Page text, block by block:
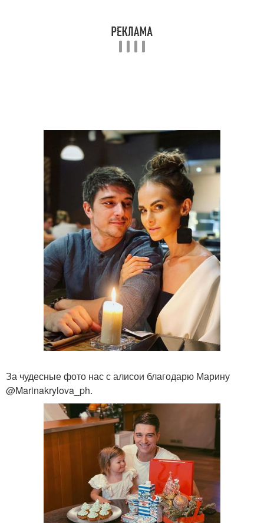
За чудесные фото нас с алисои благодарю Марину
@Marinakrylova_ph.